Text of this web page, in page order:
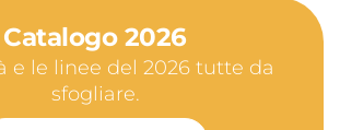
Catalogo 2026
e le linee del 2026 tutte da
sfogliare.